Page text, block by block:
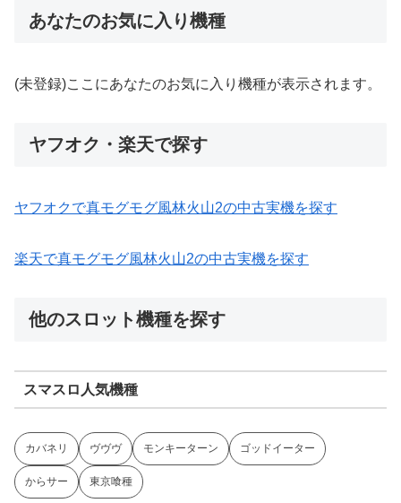
あなたのお気に入り機種
(未登録)ここにあなたのお気に入り機種が表示されます。
ヤフオク・楽天で探す
ヤフオクで真モグモグ風林火山2の中古実機を探す
楽天で真モグモグ風林火山2の中古実機を探す
他のスロット機種を探す
スマスロ人気機種
カバネリ ヴヴヴ モンキーターン ゴッドイーター
からサー 東京喰種